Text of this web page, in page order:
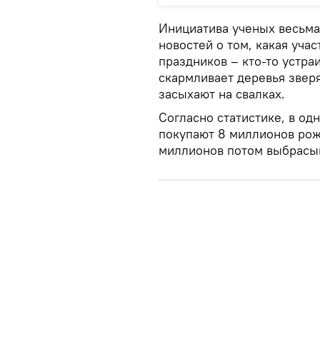
Инициатива ученых
новостей о том, какая
праздников – кто-то
скармливает деревья
засыхают на свалках.
Согласно статистике, в
покупают 8 миллионов
миллионов потом